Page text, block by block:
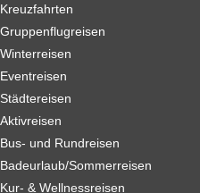
Kreuzfahrten
Gruppenflugreisen
Winterreisen
Eventreisen
Städtereisen
Aktivreisen
Bus- und Rundreisen
Badeurlaub/Sommerreisen
Kur- & Wellnessreisen